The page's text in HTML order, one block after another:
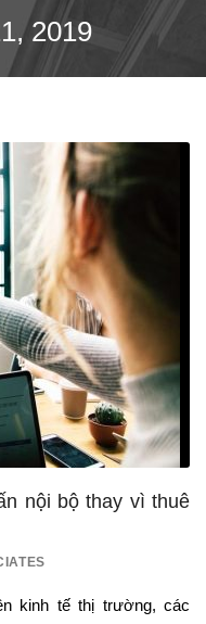
2019
nội bộ thay vì thuê
kinh tế thị trường, các